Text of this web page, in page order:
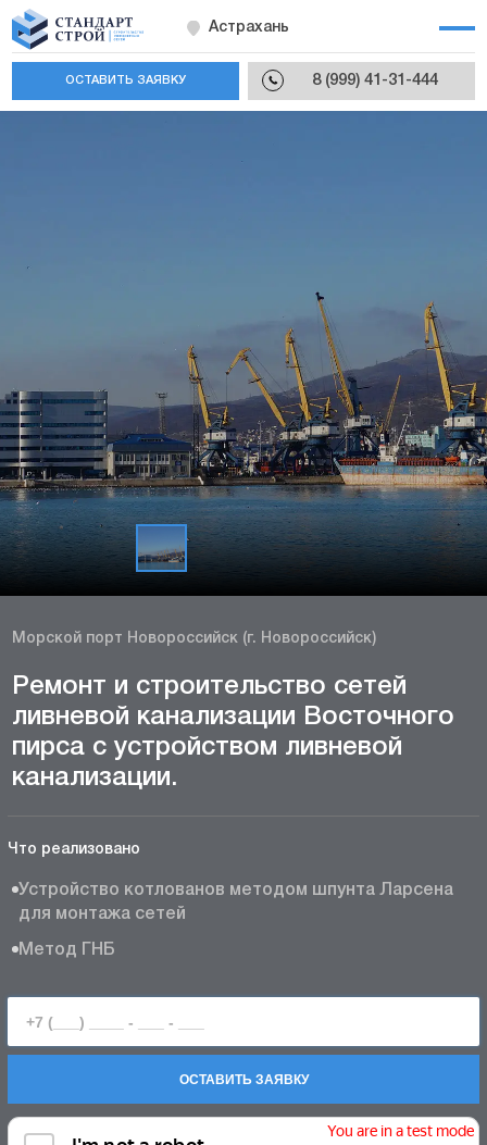
Астрахань
8 (999) 41-31-444
ОСТАВИТЬ ЗАЯВКУ
Морской порт Новороссийск (г. Новороссийск)
Ремонт и строительство сетей
ливневой канализации Восточного
пирса с устройством ливневой
канализации.
Что реализовано
Устройство котлованов методом шпунта Ларсена
для монтажа сетей
Метод ГНБ
ОСТАВИТЬ ЗАЯВКУ